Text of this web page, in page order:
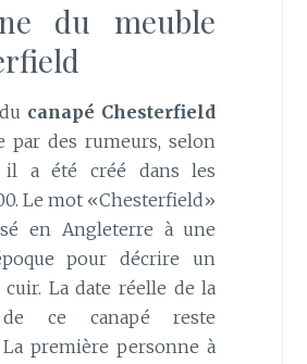
du meuble
canapé Chesterfield
par des rumeurs, selon
il a été créé dans les
Le mot «Chesterfield»
en Angleterre à une
pour décrire un
cuir. La date réelle de la
ce canapé reste
première personne à